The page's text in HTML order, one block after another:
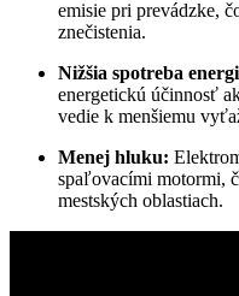
emisie pri prevádzke,
znečistenia.
Nižšia spotreba
energetickú účinnosť
vedie k menšiemu
Menej hluku:
spaľovacími motormi,
mestských oblastiach.